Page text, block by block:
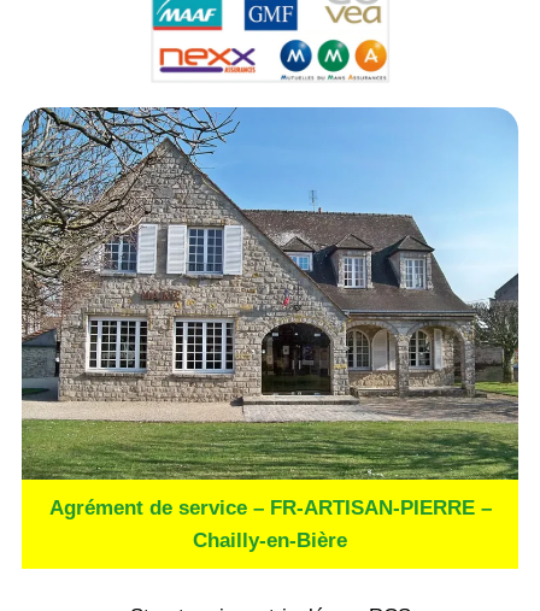
Agrément de service – FR-ARTISAN-PIERRE –
Chailly-en-Bière